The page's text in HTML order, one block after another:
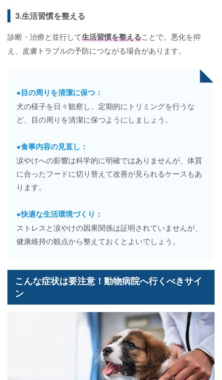
3.生活習慣を整える
診断・治療と並行して生活習慣を整えることで、悪化を抑
え、皮膚トラブルの予防につながる場合があります。
●目の周りを清潔に保つ：
犬の様子を日々観察し、定期的にトリミングを行うな
ど、目の周りを清潔に保つようにしましょう。
●食事内容の見直し：
涙やけへの影響は科学的に明確ではありませんが、体質
に合ったフードに切り替えて改善が見られるケースもあ
ります。
●快適な生活環境づくり：
ストレスと涙やけの因果関係は証明されていませんが、
健康維持の観点から整えておくとよいでしょう。
こんな症状は要注意！動物病院へ行くべきサイ
ン